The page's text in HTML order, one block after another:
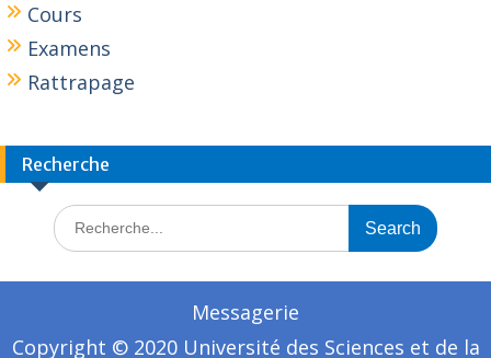
Cours
Examens
Rattrapage
Recherche
Messagerie
Copyright © 2020 Université des Sciences et de la